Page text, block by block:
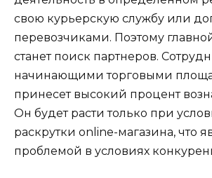
свою курьерскую службу или
перевозчиками. Поэтому
станет поиск партнеров.
начинающими торговыми
принесет высокий процент
Он будет расти только при
раскрутки online-магазина, что
проблемой в условиях